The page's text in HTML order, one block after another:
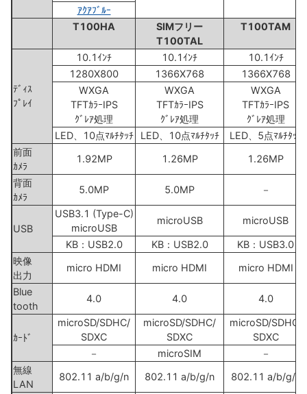
ｱｸｱﾌﾞﾙｰ
T100HA
SIMフリー
T100TAL
T100TAM
ﾃﾞｨｽ
ﾌﾟﾚｲ
10.1ｲﾝﾁ 10.1ｲﾝﾁ
10.1ｲﾝﾁ
1280X800
1366X768
1366X768
WXGA
TFTｶﾗｰIPS
ｸﾞﾚｱ処理
WXGA
TFTｶﾗｰIPS
ｸﾞﾚｱ処理
WXGA
TFTｶﾗｰIPS
ｸﾞﾚｱ処理
LED、10点ﾏﾙﾁﾀｯﾁ
LED、10点ﾏﾙﾁﾀｯﾁ
LED、5点ﾏﾙﾁﾀｯﾁ
前面
ｶﾒﾗ
1.92MP 1.26MP 1.26MP
背面
ｶﾒﾗ
5.0MP 5.0MP －
USB
USB3.1 (Type-C)
microUSB
microUSB microUSB
KB：USB2.0 KB：USB2.0
KB：USB3.0
映像
出力
micro HDMI micro HDMI micro HDMI
Blue
tooth
4.0 4.0 4.0
ｶｰﾄﾞ
microSD/SDHC/
SDXC
microSD/SDHC/
SDXC
microSD/SDHC/
SDXC
－
microSIM
－
無線
LAN
802.11 a/b/g/n 802.11 a/b/g/n 802.11 a/b/g/n